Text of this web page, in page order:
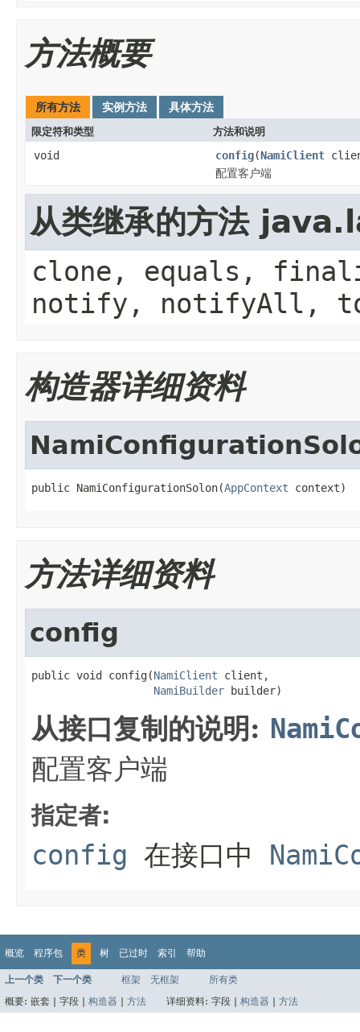
方法概要
所有方法 实例方法 具体方法
限定符和类型 方法和说明
void config(NamiClient
配置客户端
从类继承的方法
clone, equals,
notify, notifyAll,
构造器详细资料
public NamiConfigurationSolon(AppContext context)
方法详细资料
config
public void config(NamiClient client,
NamiBuilder builder)
从接口复制的说明:
配置客户端
指定者:
config 在接口中
概览 程序包 类 树 已过时 索引 帮助
上一个类 下一个类 框架 无框架
所有类
概要: 嵌套 | 字段 | 构造器 方法 详细资料: 字段 | 构造器 方法